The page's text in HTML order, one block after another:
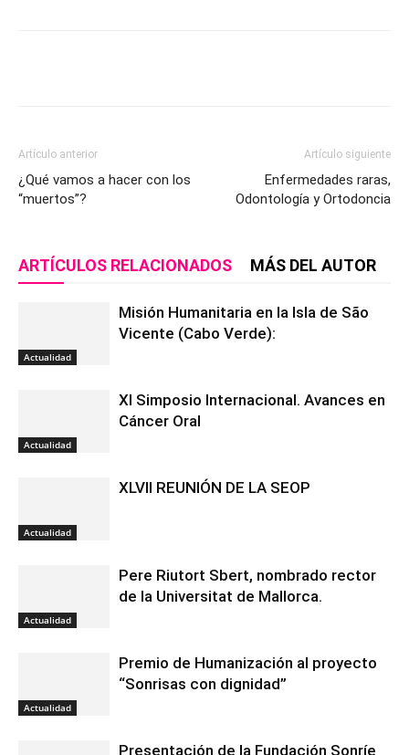
Artículo anterior
¿Qué vamos a hacer con los
“muertos”?
Artículo siguiente
Enfermedades raras,
Odontología y Ortodoncia
ARTÍCULOS RELACIONADOS MÁS DEL AUTOR
Actualidad
Misión Humanitaria en la Isla de São
Vicente (Cabo Verde):
Actualidad
XI Simposio Internacional. Avances en
Cáncer Oral
Actualidad
XLVII REUNIÓN DE LA SEOP
Actualidad
Pere Riutort Sbert, nombrado rector
de la Universitat de Mallorca.
Actualidad
Premio de Humanización al proyecto
“Sonrisas con dignidad”
Presentación de la Fundación Sonríe